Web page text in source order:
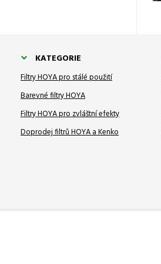
KATEGORIE
Filtry HOYA pro stálé použití
Barevné filtry HOYA
Filtry HOYA pro zvláštní efekty
Doprodej filtrů HOYA a Kenko